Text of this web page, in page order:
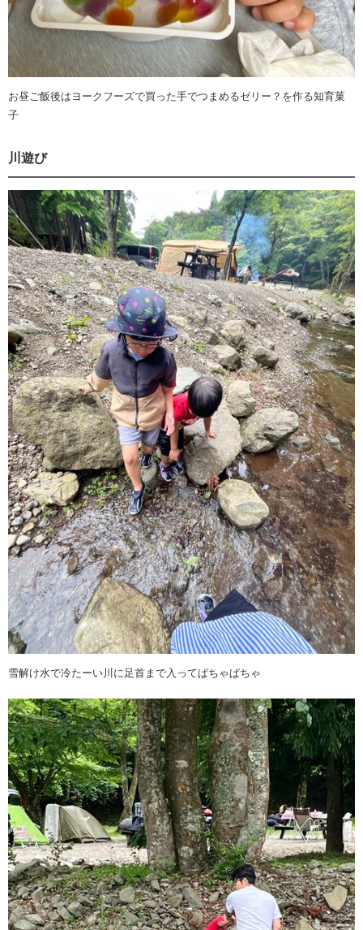
お昼ご飯後はヨークフーズで買った手でつまめるゼリー？を作る知育菓
子
川遊び
雪解け水で冷たーい川に足首まで入ってぱちゃぱちゃ